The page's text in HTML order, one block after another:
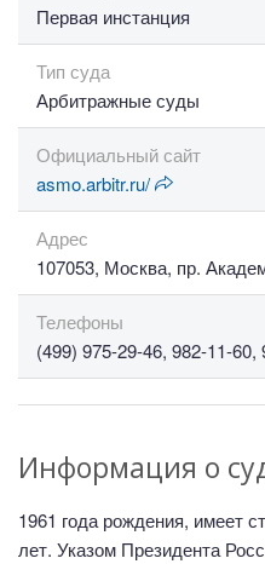
Первая инстанция
Тип суда
Арбитражные суды
Официальный сайт
asmo.arbitr.ru/
Адрес
107053, Москва, пр.
Телефоны
(499) 975-29-46, 982-11-
Информация о
1961 года рождения, имеет
лет. Указом Президента